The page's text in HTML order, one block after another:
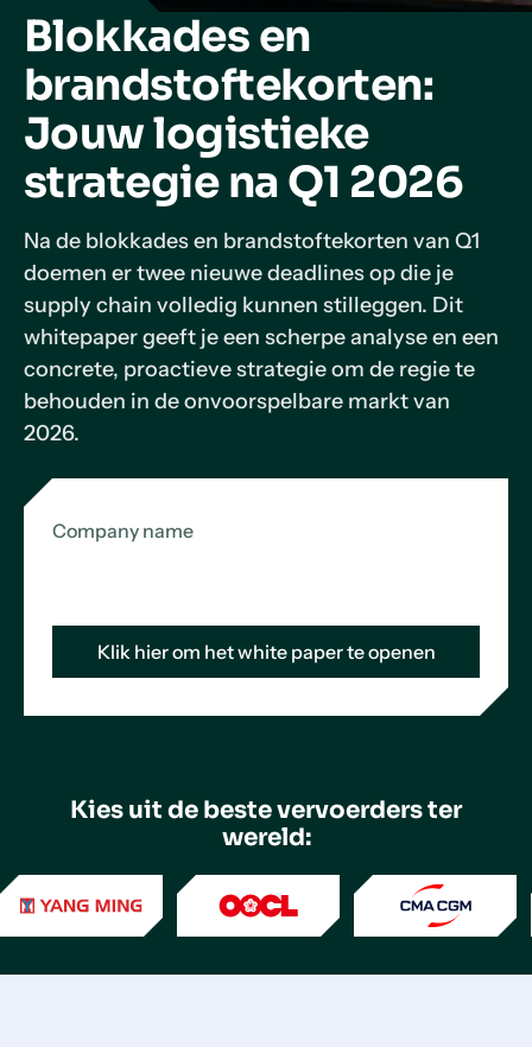
Blokkades en
brandstoftekorten:
Jouw logistieke
strategie na Q1 2026
Na de blokkades en brandstoftekorten van Q1
doemen er twee nieuwe deadlines op die je
supply chain volledig kunnen stilleggen. Dit
whitepaper geeft je een scherpe analyse en een
concrete, proactieve strategie om de regie te
behouden in de onvoorspelbare markt van
2026.
Company name
Kies uit de beste vervoerders ter
wereld: